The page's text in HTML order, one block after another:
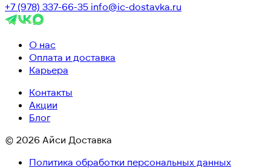
+7 (978) 337-66-35 info@ic-dostavka.ru
О нас
Оплата и доставка
Карьера
Контакты
Акции
Блог
© 2026 Айси Доставка
Политика обработки персональных данных